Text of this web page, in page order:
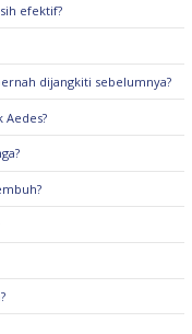
efektif?
dijangkiti sebelumnya?